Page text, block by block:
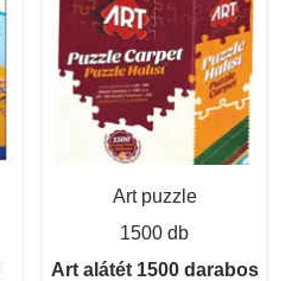
Art puzzle
1500 db
Art alátét 1500 darabos